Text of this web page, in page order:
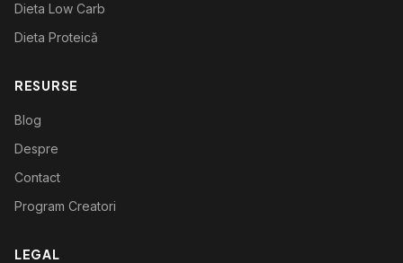
Dieta Low Carb
Dieta Proteică
RESURSE
Blog
Despre
Contact
Program Creatori
LEGAL